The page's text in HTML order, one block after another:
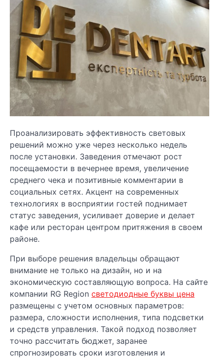
Проанализировать эффективность световых
решений можно уже через несколько недель
после установки. Заведения отмечают рост
посещаемости в вечернее время, увеличение
среднего чека и позитивные комментарии в
социальных сетях. Акцент на современных
технологиях в восприятии гостей поднимает
статус заведения, усиливает доверие и делает
кафе или ресторан центром притяжения в своем
районе.
При выборе решения владельцы обращают
внимание не только на дизайн, но и на
экономическую составляющую вопроса. На сайте
компании RG Region светодиодные буквы цена
размещены с учетом основных параметров:
размера, сложности исполнения, типа подсветки
и средств управления. Такой подход позволяет
точно рассчитать бюджет, заранее
спрогнозировать сроки изготовления и